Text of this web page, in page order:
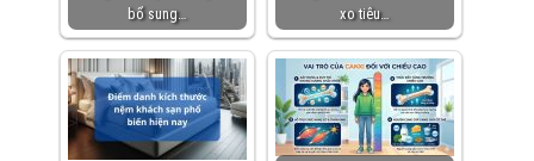
bổ sung…
xo tiêu…